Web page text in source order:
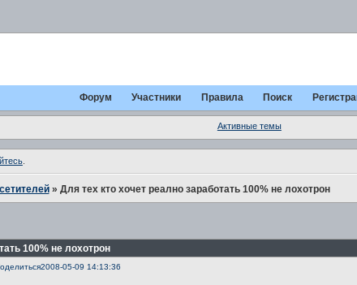
Форум Участники Правила Поиск
Активные темы
.
» Для тех кто хочет реално заработать 100% не лохотрон
100% не лохотрон
2008-05-09 14:13:36